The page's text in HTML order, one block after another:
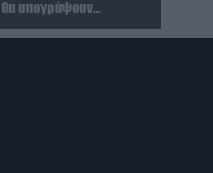
θα υπογράψουν
άμυνας